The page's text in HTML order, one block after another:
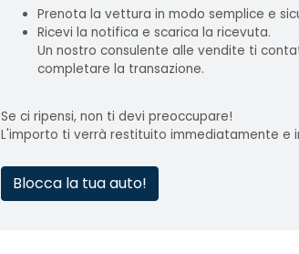
Prenota la vettura in modo semplice e
Ricevi la notifica e scarica la ricevuta.
Un nostro consulente alle vendite ti
completare la transazione.
Se ci ripensi, non ti devi preoccupare!
L'importo ti verrà restituito immediatamente e
Blocca la tua auto!